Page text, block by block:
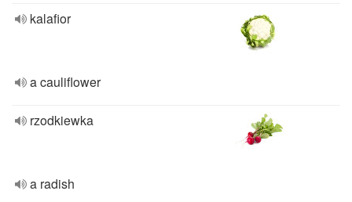
kalafior
a cauliflower
rzodkiewka
a radish